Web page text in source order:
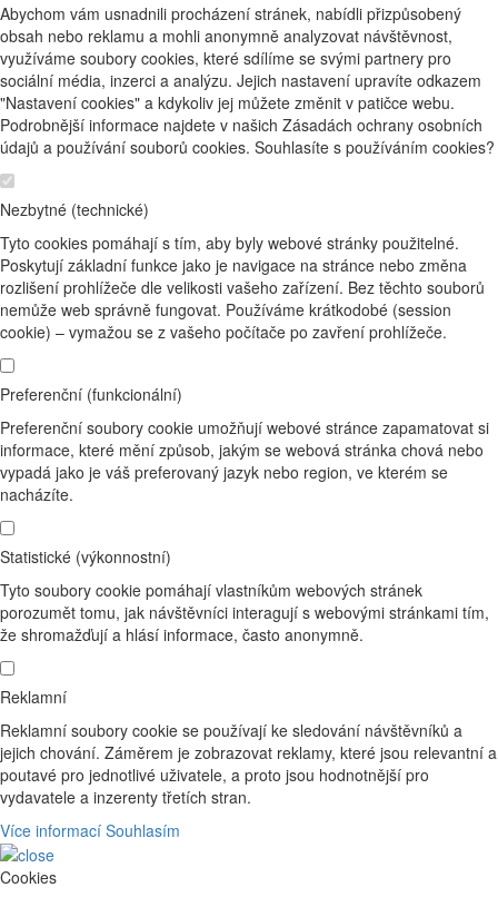
Abychom vám usnadnili procházení stránek, nabídli přizpůsobený
obsah nebo reklamu a mohli anonymně analyzovat návštěvnost,
využíváme soubory cookies, které sdílíme se svými partnery pro
sociální média, inzerci a analýzu. Jejich nastavení upravíte odkazem
"Nastavení cookies" a kdykoliv jej můžete změnit v patičce webu.
Podrobnější informace najdete v našich Zásadách ochrany osobních
údajů a používání souborů cookies. Souhlasíte s používáním cookies?
Nezbytné (technické)
Tyto cookies pomáhají s tím, aby byly webové stránky použitelné.
Poskytují základní funkce jako je navigace na stránce nebo změna
rozlišení prohlížeče dle velikosti vašeho zařízení. Bez těchto souborů
nemůže web správně fungovat. Používáme krátkodobé (session
cookie) – vymažou se z vašeho počítače po zavření prohlížeče.
Preferenční (funkcionální)
Preferenční soubory cookie umožňují webové stránce zapamatovat si
informace, které mění způsob, jakým se webová stránka chová nebo
vypadá jako je váš preferovaný jazyk nebo region, ve kterém se
nacházíte.
Statistické (výkonnostní)
Tyto soubory cookie pomáhají vlastníkům webových stránek
porozumět tomu, jak návštěvníci interagují s webovými stránkami tím,
že shromažďují a hlásí informace, často anonymně.
Reklamní
Reklamní soubory cookie se používají ke sledování návštěvníků a
jejich chování. Záměrem je zobrazovat reklamy, které jsou relevantní a
poutavé pro jednotlivé uživatele, a proto jsou hodnotnější pro
vydavatele a inzerenty třetích stran.
Více informací Souhlasím
Cookies